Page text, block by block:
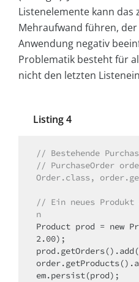
Listenelemente kann das
Mehraufwand führen,
Anwendung negativ
Problematik besteht für
nicht den letzten
Listing 4
// Bestehende
// PurchaseOrder
Order.class,
// Ein neues
n
Product prod = new
2.00);
em.persist(prod);